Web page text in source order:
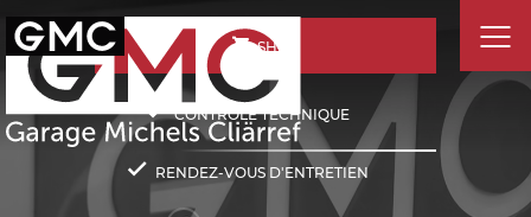
SHOP
CONTRÔLE TECHNIQUE
RENDEZ-VOUS D'ENTRETIEN